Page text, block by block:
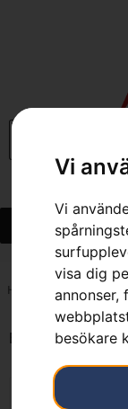
Vi
Vi
visa dig
annonser,
besökare
Hem 7391883051924
Endast ett